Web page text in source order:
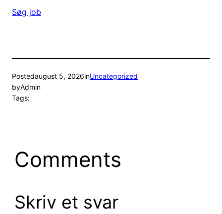
Søg job
Postedaugust 5, 2026inUncategorized
byAdmin
Tags:
Comments
Skriv et svar